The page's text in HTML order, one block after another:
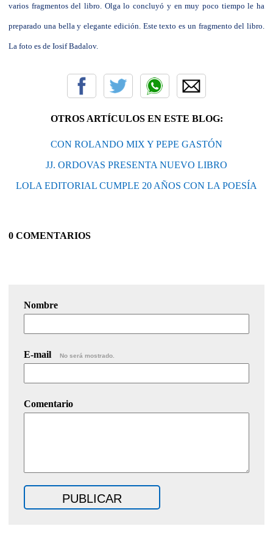
varios fragmentos del libro. Olga lo concluyó y en muy poco tiempo le ha
preparado una bella y elegante edición. Este texto es un fragmento del libro.
La foto es de Iosif Badalov.
OTROS ARTÍCULOS EN ESTE BLOG:
CON ROLANDO MIX Y PEPE GASTÓN
JJ. ORDOVAS PRESENTA NUEVO LIBRO
LOLA EDITORIAL CUMPLE 20 AÑOS CON LA POESÍA
0 COMENTARIOS
Nombre
E-mail No será mostrado.
Comentario